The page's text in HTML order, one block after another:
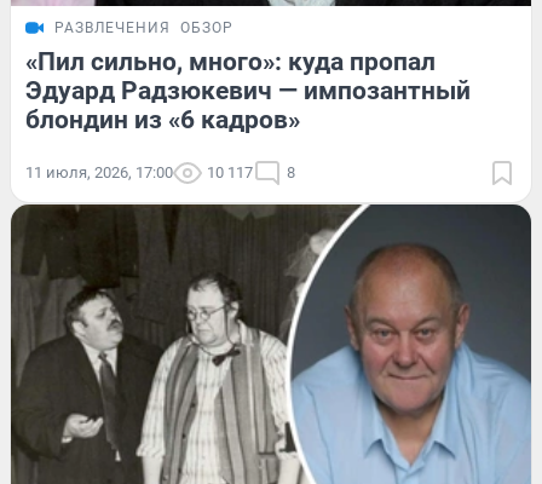
РАЗВЛЕЧЕНИЯ ОБЗОР
«Пил сильно, много»: куда пропал
Эдуард Радзюкевич — импозантный
блондин из «6 кадров»
11 июля, 2026, 17:00 10 117 8